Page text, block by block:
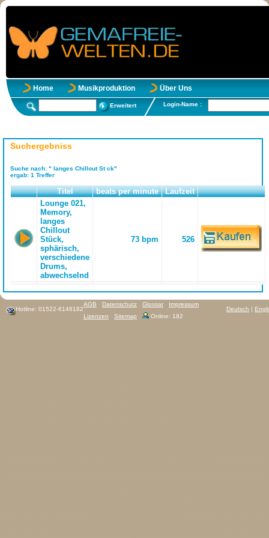
Home Musikproduktion Über Uns
Erweitert Login-Name :
Suchergebniss
Suche nach: " langes Chillout St ck"
ergab: 1 Treffer
Titel beats per minute
Laufzeit
Lounge 021,
Memory,
langes
Chillout
Stück,
sphärisch,
verschiedene
Drums,
abwechselnd
73 bpm 526
Hotline: 01522-6146182 Deutsch |
AGB Datenschutz Glossar
Impressum
Lizenzen
Sitemap Online: 182